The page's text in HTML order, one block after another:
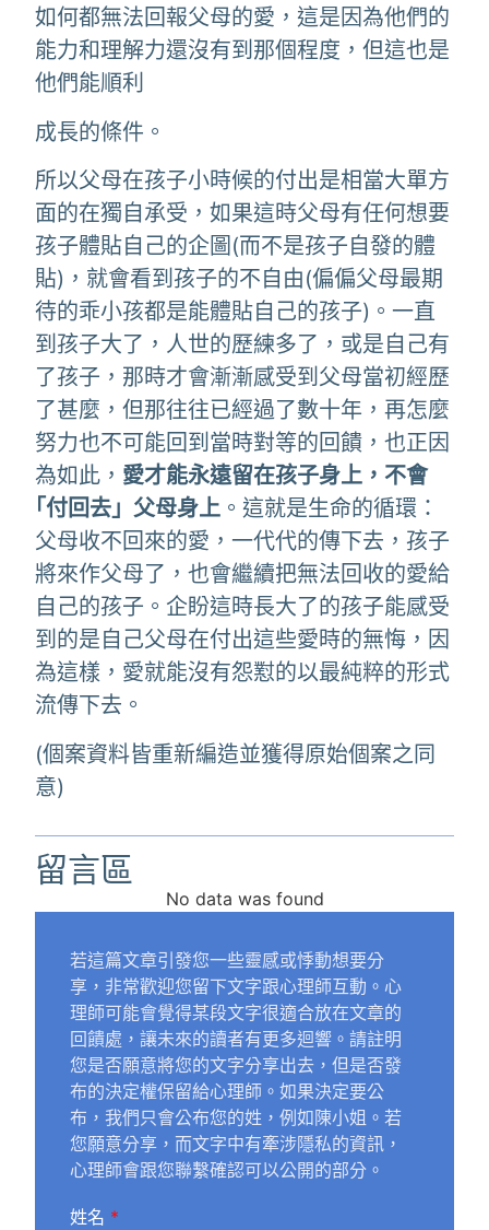
如何都無法回報父母的愛，這是因為他們的
能力和理解力還沒有到那個程度，但這也是
他們能順利
成長的條件。
所以父母在孩子小時候的付出是相當大單方
面的在獨自承受，如果這時父母有任何想要
孩子體貼自己的企圖(而不是孩子自發的體
貼)，就會看到孩子的不自由(偏偏父母最期
待的乖小孩都是能體貼自己的孩子)。一直
到孩子大了，人世的歷練多了，或是自己有
了孩子，那時才會漸漸感受到父母當初經歷
了甚麼，但那往往已經過了數十年，再怎麼
努力也不可能回到當時對等的回饋，也正因
為如此， 愛才能永遠留在孩子身上，不會
｢付回去」父母身上 。這就是生命的循環：
父母收不回來的愛，一代代的傳下去，孩子
將來作父母了，也會繼續把無法回收的愛給
自己的孩子。企盼這時長大了的孩子能感受
到的是自己父母在付出這些愛時的無悔，因
為這樣，愛就能沒有怨懟的以最純粹的形式
流傳下去。
(個案資料皆重新編造並獲得原始個案之同
意)
留言區
No data was found
若這篇文章引發您一些靈感或悸動想要分
享，非常歡迎您留下文字跟心理師互動。心
理師可能會覺得某段文字很適合放在文章的
回饋處，讓未來的讀者有更多迴響。請註明
您是否願意將您的文字分享出去，但是否發
布的決定權保留給心理師。如果決定要公
布，我們只會公布您的姓，例如陳小姐。若
您願意分享，而文字中有牽涉隱私的資訊，
心理師會跟您聯繫確認可以公開的部分。
姓名 *